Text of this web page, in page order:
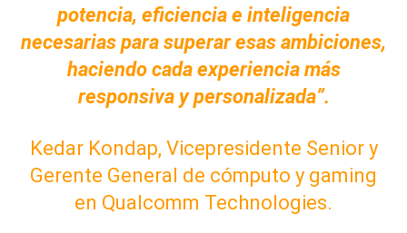
potencia, eficiencia e inteligencia
necesarias para superar esas ambiciones,
haciendo cada experiencia más
responsiva y personalizada”.
Kedar Kondap, Vicepresidente Senior y
Gerente General de cómputo y gaming
en Qualcomm Technologies.